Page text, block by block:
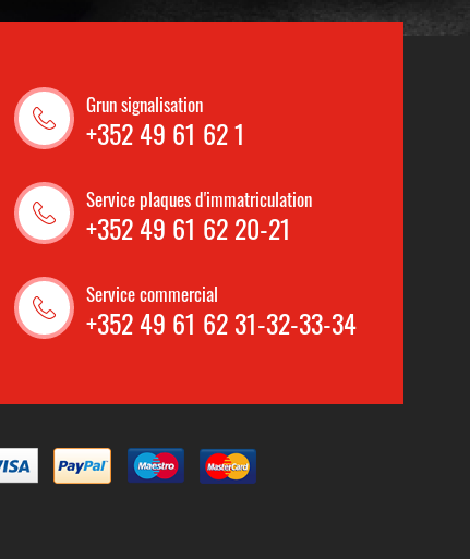
Grun signalisation
+352 49 61 62 1
Service plaques d'immatriculation
+352 49 61 62 20-21
Service commercial
+352 49 61 62 31-32-33-34